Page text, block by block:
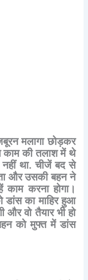
मलागा छोड़कर
काम की तलाश में थे
नहीं था.चीजें बद से
और उसकी बहन ने
काम करना होगा।
डांस का माहिर हुआ
और वो तैयार भी हो
को मुफ्त में डांस